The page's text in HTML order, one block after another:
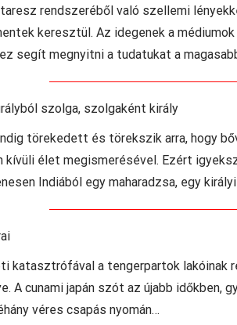
rendszeréből való szellemi
keresztül. Az idegenek a
segít megnyitni a tudatukat a
szolga, szolgaként király
törekedett és törekszik arra, hogy
kívüli élet megismerésével. Ezért
Indiából egy maharadzsa, egy
katasztrófával a tengerpartok lakóinak
A cunami japán szót az újabb időkben,
véres csapás nyomán…